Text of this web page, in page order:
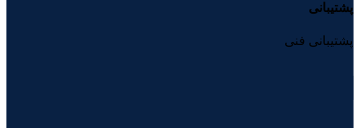
پشتیبانی
پشتیبانی فنی